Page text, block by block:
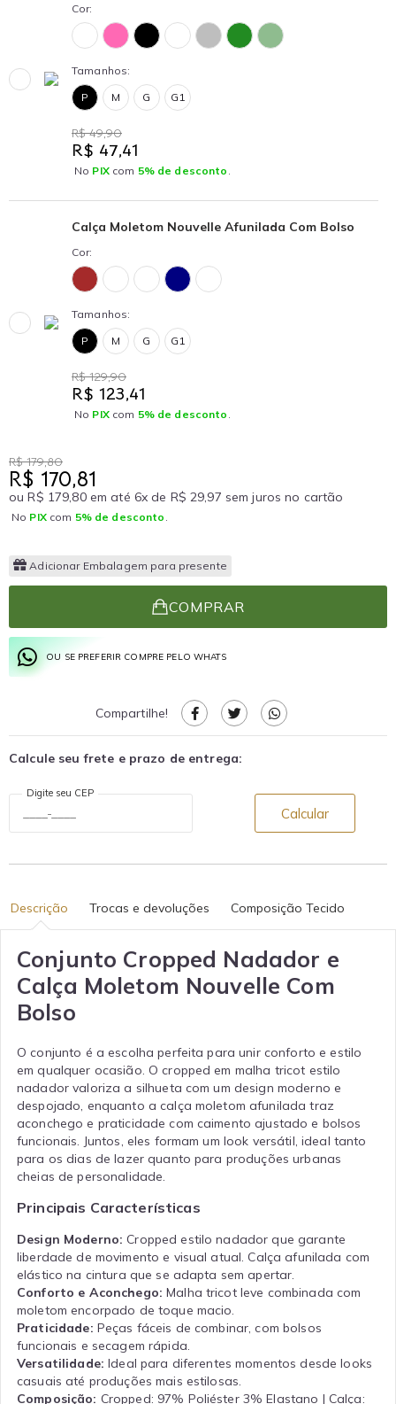
Cor:
Tamanhos:
P
M G G1
R$ 49,90
R$ 47,41
No PIXcom 5% de desconto .
Calça Moletom Nouvelle Afunilada Com Bolso
Cor:
Tamanhos:
P
M G G1
R$ 129,90
R$ 123,41
No PIXcom 5% de desconto .
R$ 179,80
R$ 170,81
ou R$ 179,80 em até 6x de R$ 29,97 sem juros no cartão
No PIXcom 5% de desconto .
Adicionar Embalagem para presente
COMPRAR
OU SE PREFERIR COMPRE PELO WHATS
Compartilhe!
Calcule seu frete e prazo de entrega:
Digite seu CEP
Calcular
Descrição Trocas e devoluções Composição Tecido
Conjunto Cropped Nadador e
Calça Moletom Nouvelle Com
Bolso
O conjunto é a escolha perfeita para unir conforto e estilo
em qualquer ocasião. O cropped em malha tricot estilo
nadador valoriza a silhueta com um design moderno e
despojado, enquanto a calça moletom afunilada traz
aconchego e praticidade com caimento ajustado e bolsos
funcionais. Juntos, eles formam um look versátil, ideal tanto
para os dias de lazer quanto para produções urbanas
cheias de personalidade.
Principais Características
Design Moderno: Cropped estilo nadador que garante
liberdade de movimento e visual atual. Calça afunilada com
elástico na cintura que se adapta sem apertar.
Conforto e Aconchego: Malha tricot leve combinada com
moletom encorpado de toque macio.
Praticidade: Peças fáceis de combinar, com bolsos
funcionais e secagem rápida.
Versatilidade: Ideal para diferentes momentos desde looks
casuais até produções mais estilosas.
Composição: Cropped: 97% Poliéster 3% Elastano | Calça: